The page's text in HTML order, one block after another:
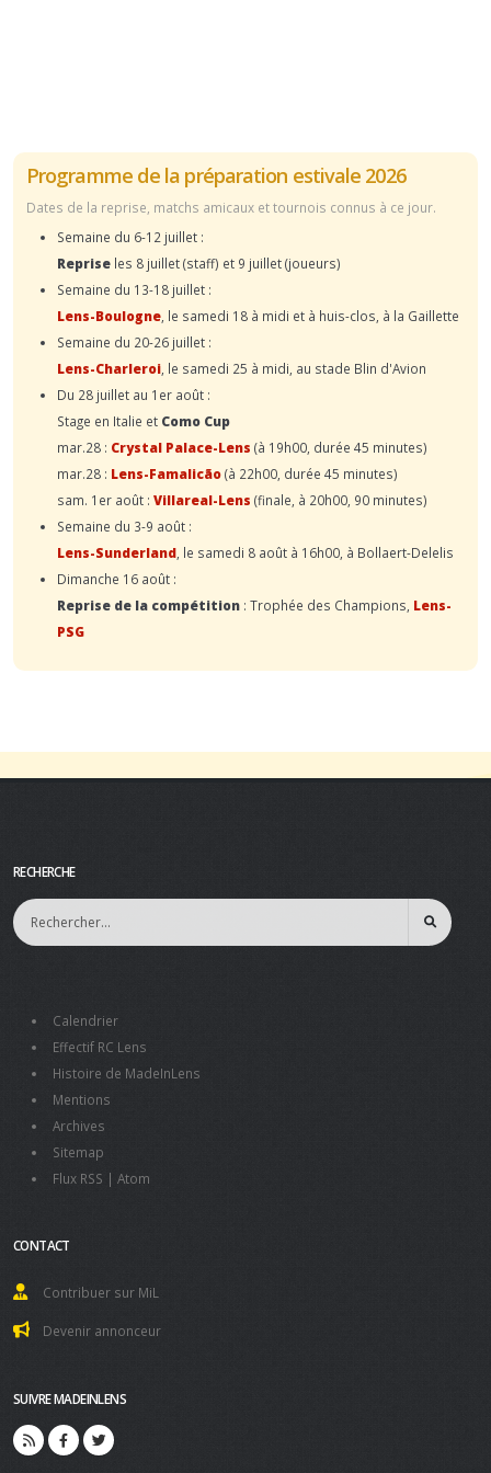
Programme de la préparation estivale 2026
Dates de la reprise, matchs amicaux et tournois connus à ce jour.
Semaine du 6-12 juillet :
Reprise les 8 juillet (staff) et 9 juillet (joueurs)
Semaine du 13-18 juillet :
Lens-Boulogne , le samedi 18 à midi et à huis-clos, à la Gaillette
Semaine du 20-26 juillet :
Lens-Charleroi , le samedi 25 à midi, au stade Blin d'Avion
Du 28 juillet au 1er août :
Stage en Italie et Como Cup
mar.28 : Crystal Palace-Lens (à 19h00, durée 45 minutes)
mar.28 : Lens-Famalicão(à 22h00, durée 45 minutes)
sam. 1er août : Villareal-Lens (finale, à 20h00, 90 minutes)
Semaine du 3-9 août :
Lens-Sunderland , le samedi 8 août à 16h00, à Bollaert-Delelis
Dimanche 16 août :
Reprise de la compétition : Trophée des Champions, Lens-
PSG
RECHERCHE
Calendrier
Effectif RC Lens
Histoire de MadeInLens
Mentions
Archives
Sitemap
Flux RSS | Atom
CONTACT
Contribuer sur MiL
Devenir annonceur
SUIVRE MADEINLENS